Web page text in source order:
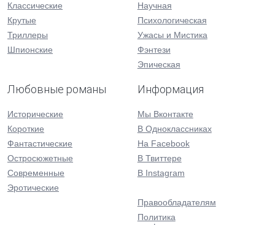
Классические
Крутые
Триллеры
Шпионские
Научная
Психологическая
Ужасы и Мистика
Фэнтези
Эпическая
Любовные романы
Исторические
Короткие
Фантастические
Остросюжетные
Современные
Эротические
Информация
Мы Вконтакте
В Одноклассниках
На Facebook
В Твиттере
В Instagram
Правообладателям
Политика